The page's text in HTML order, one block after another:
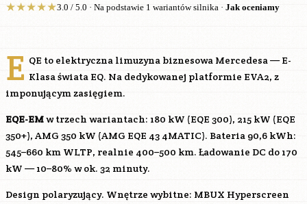
★★★★★3.0 / 5.0 · Na podstawie 1 wariantów silnika · Jak oceniamy
E QE to elektryczna limuzyna biznesowa Mercedesa — E-
Klasa świata EQ. Na dedykowanej platformie EVA2, z
imponującym zasięgiem.
EQE-EMw trzech wariantach: 180 kW (EQE 300), 215 kW (EQE
350+), AMG 350 kW (AMG EQE 43 4MATIC). Bateria 90,6 kWh:
545–660 km WLTP, realnie 400–500 km. Ładowanie DC do 170
kW — 10–80% w ok. 32 minuty.
Design polaryzujący. Wnętrze wybitne: MBUX Hyperscreen